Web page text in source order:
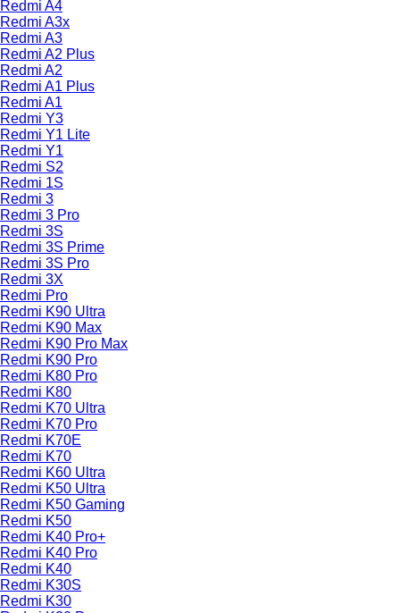
Redmi A4
Redmi A3x
Redmi A3
Redmi A2 Plus
Redmi A2
Redmi A1 Plus
Redmi A1
Redmi Y3
Redmi Y1 Lite
Redmi Y1
Redmi S2
Redmi 1S
Redmi 3
Redmi 3 Pro
Redmi 3S
Redmi 3S Prime
Redmi 3S Pro
Redmi 3X
Redmi Pro
Redmi K90 Ultra
Redmi K90 Max
Redmi K90 Pro Max
Redmi K90 Pro
Redmi K80 Pro
Redmi K80
Redmi K70 Ultra
Redmi K70 Pro
Redmi K70E
Redmi K70
Redmi K60 Ultra
Redmi K50 Ultra
Redmi K50 Gaming
Redmi K50
Redmi K40 Pro+
Redmi K40 Pro
Redmi K40
Redmi K30S
Redmi K30